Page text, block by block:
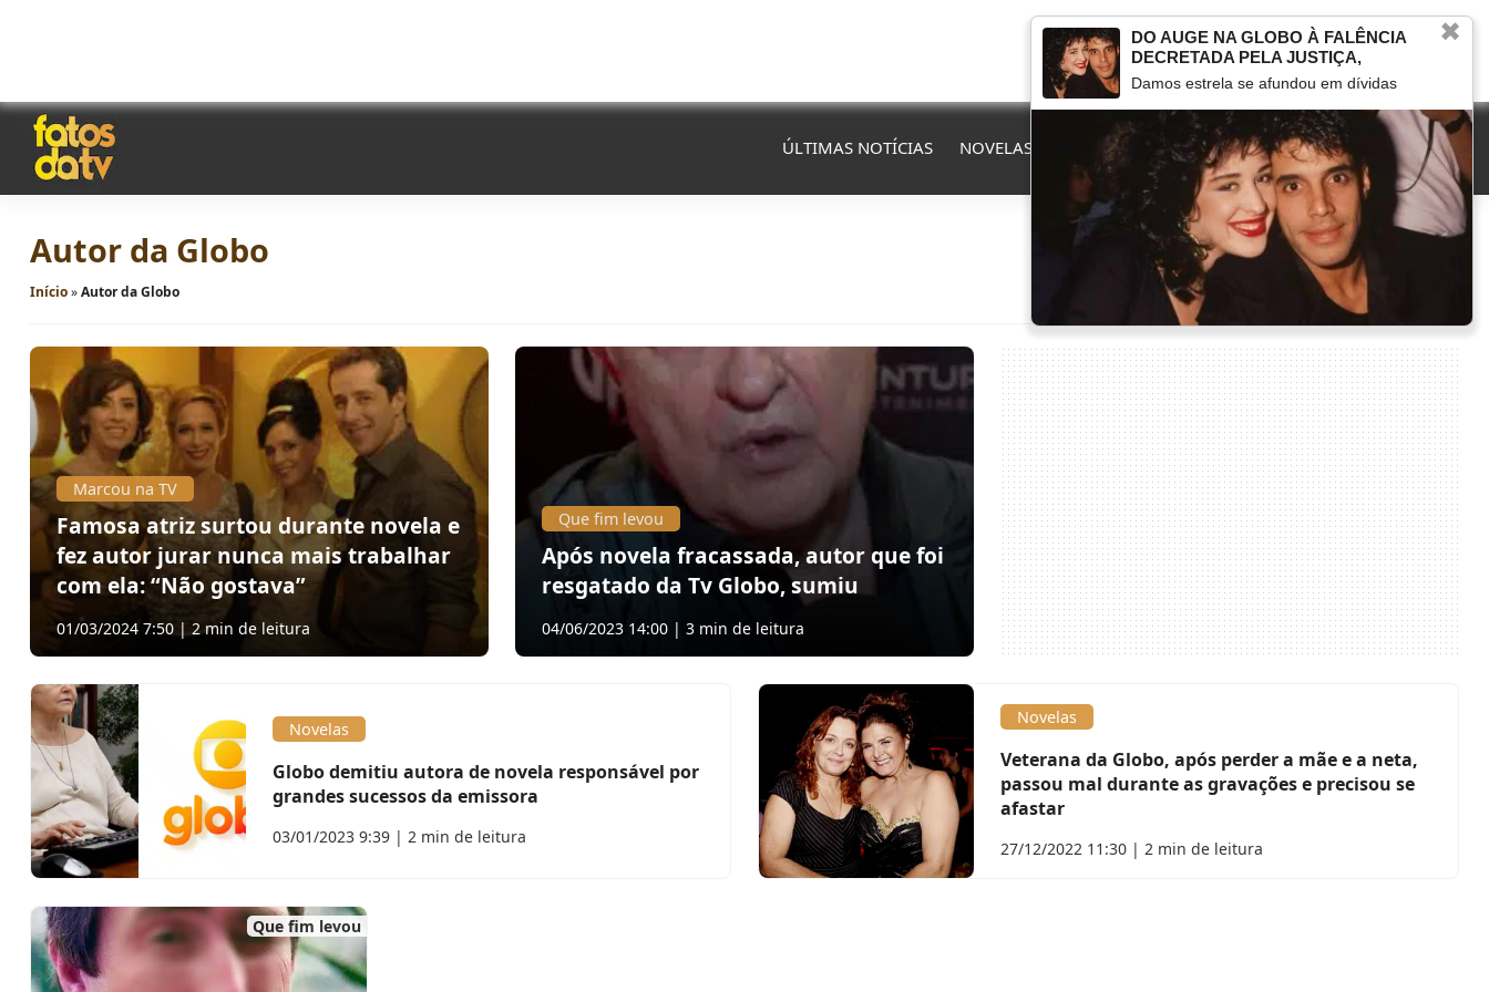
ÚLTIMAS NOTÍCIAS NOVELAS QUE FIM LEVOU MARCOU NA TV HERANÇAS
Autor da Globo
Início»Autor da Globo
Marcou na TV
Famosa atriz surtou durante novela e
fez autor jurar nunca mais trabalhar
com ela: “Não gostava”
01/03/2024 7:50 | 2 min de leitura
Que fim levou
Após novela fracassada, autor que foi
resgatado da Tv Globo, sumiu
04/06/2023 14:00 | 3 min de leitura
Novelas
Globo demitiu autora de novela responsável por
grandes sucessos da emissora
03/01/2023 9:39 | 2 min de leitura
Novelas
Veterana da Globo, após perder a mãe e a neta,
passou mal durante as gravações e precisou se
afastar
27/12/2022 11:30 | 2 min de leitura
Que fim levou
✖
DO AUGE NA GLOBO À FALÊNCIA
DECRETADA PELA JUSTIÇA,
Damos estrela se afundou em dívidas